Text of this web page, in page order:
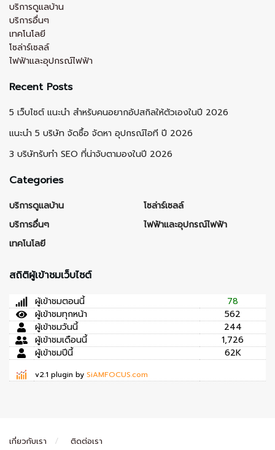
บริการดูแลบ้าน
บริการอื่นๆ
เทคโนโลยี
โซล่าร์เซลล์
ไฟฟ้าและอุปกรณ์ไฟฟ้า
Recent Posts
5 เว็บไซต์ แนะนำ สำหรับคนอยากอัปสกิลให้ตัวเองในปี 2026
แนะนำ 5 บริษัท จัดซื้อ จัดหา อุปกรณ์ไอที ปี 2026
3 บริษัทรับทำ SEO ที่น่าจับตามองในปี 2026
Categories
บริการดูแลบ้าน
บริการอื่นๆ
เทคโนโลยี
โซล่าร์เซลล์
ไฟฟ้าและอุปกรณ์ไฟฟ้า
สถิติผู้เข้าชมเว็บไซต์
ผู้เข้าชมตอนนี้
78
ผู้เข้าชมทุกหน้า
562
ผู้เข้าชมวันนี้
244
ผู้เข้าชมเดือนนี้
1,726
ผู้เข้าชมปีนี้
62K
v2.1 plugin by SiAMFOCUS.com
เกี่ยวกับเรา ติดต่อเรา